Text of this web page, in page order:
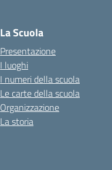
La Scuola
Presentazione
I luoghi
I numeri della scuola
Le carte della scuola
Organizzazione
La storia